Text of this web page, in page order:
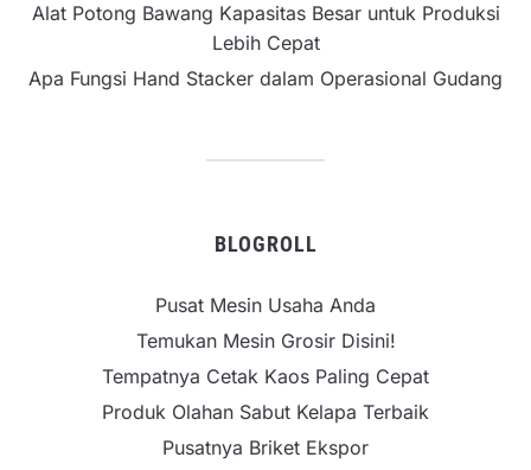
Alat Potong Bawang Kapasitas Besar untuk Produksi
Lebih Cepat
Apa Fungsi Hand Stacker dalam Operasional Gudang
BLOGROLL
Pusat Mesin Usaha Anda
Temukan Mesin Grosir Disini!
Tempatnya Cetak Kaos Paling Cepat
Produk Olahan Sabut Kelapa Terbaik
Pusatnya Briket Ekspor